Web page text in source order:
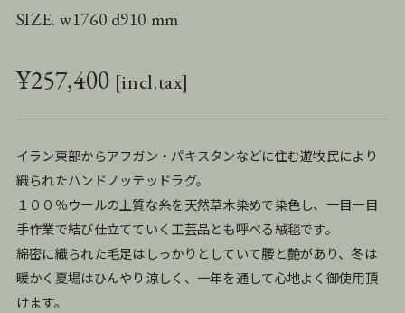
SIZE. w1760 d910 mm
¥257,400
イラン東部からアフガン・パキスタンなどに住む遊牧民により
織られたハンドノッテッドラグ。
１００％ウールの上質な糸を天然草木染めで染色し、一目一目
手作業で結び仕立てていく工芸品とも呼べる絨毯です。
綿密に織られた毛足はしっかりとしていて腰と艶があり、冬は
暖かく夏場はひんやり涼しく、一年を通して心地よく御使用頂
けます。